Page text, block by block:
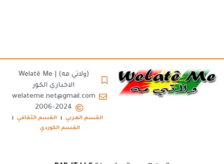
(ولاتي مه) | Welatê Me
الاخباري الكور
welateme.net@gmail.com
2006-2024
القسم العربي
القسم الثقافي
القسم الكوردي